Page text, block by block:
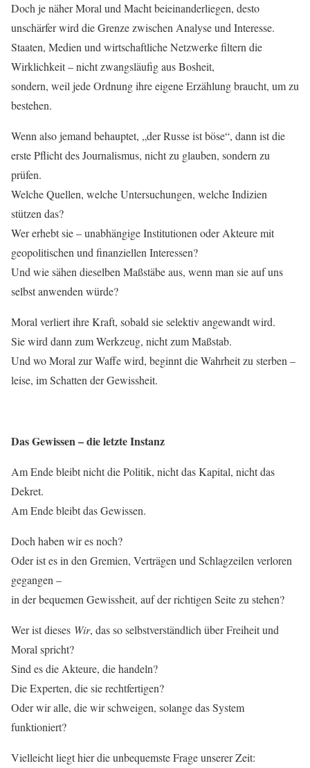
Doch je näher Moral und Macht beieinanderliegen, desto
unschärfer wird die Grenze zwischen Analyse und Interesse.
Staaten, Medien und wirtschaftliche Netzwerke filtern die
Wirklichkeit – nicht zwangsläufig aus Bosheit,
sondern, weil jede Ordnung ihre eigene Erzählung braucht, um zu
bestehen.
Wenn also jemand behauptet, „der Russe ist böse“, dann ist die
erste Pflicht des Journalismus, nicht zu glauben, sondern zu
prüfen.
Welche Quellen, welche Untersuchungen, welche Indizien
stützen das?
Wer erhebt sie – unabhängige Institutionen oder Akteure mit
geopolitischen und finanziellen Interessen?
Und wie sähen dieselben Maßstäbe aus, wenn man sie auf uns
selbst anwenden würde?
Moral verliert ihre Kraft, sobald sie selektiv angewandt wird.
Sie wird dann zum Werkzeug, nicht zum Maßstab.
Und wo Moral zur Waffe wird, beginnt die Wahrheit zu sterben –
leise, im Schatten der Gewissheit.
Das Gewissen – die letzte Instanz
Am Ende bleibt nicht die Politik, nicht das Kapital, nicht das
Dekret.
Am Ende bleibt das Gewissen.
Doch haben wir es noch?
Oder ist es in den Gremien, Verträgen und Schlagzeilen verloren
gegangen –
in der bequemen Gewissheit, auf der richtigen Seite zu stehen?
Wer ist dieses Wir, das so selbstverständlich über Freiheit und
Moral spricht?
Sind es die Akteure, die handeln?
Die Experten, die sie rechtfertigen?
Oder wir alle, die wir schweigen, solange das System
funktioniert?
Vielleicht liegt hier die unbequemste Frage unserer Zeit: